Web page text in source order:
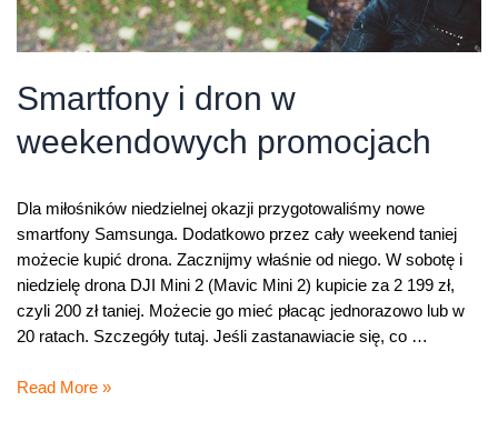
Smartfony i dron w
weekendowych promocjach
Dla miłośników niedzielnej okazji przygotowaliśmy nowe
smartfony Samsunga. Dodatkowo przez cały weekend taniej
możecie kupić drona. Zacznijmy właśnie od niego. W sobotę i
niedzielę drona DJI Mini 2 (Mavic Mini 2) kupicie za 2 199 zł,
czyli 200 zł taniej. Możecie go mieć płacąc jednorazowo lub w
20 ratach. Szczegóły tutaj. Jeśli zastanawiacie się, co …
Smartfony
Read More »